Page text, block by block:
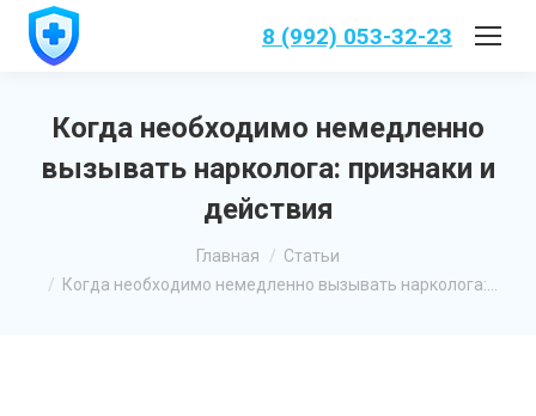
8 (992) 053-32-23
Когда необходимо немедленно
вызывать нарколога: признаки и
действия
Главная
Статьи
Когда необходимо немедленно вызывать нарколога:…